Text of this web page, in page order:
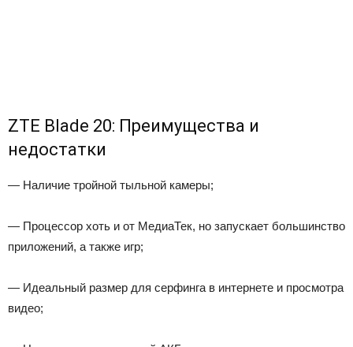
ZTE Blade 20: Преимущества и
недостатки
— Наличие тройной тыльной камеры;
— Процессор хоть и от МедиаТек, но запускает большинство
приложений, а также игр;
— Идеальный размер для серфинга в интернете и просмотра
видео;